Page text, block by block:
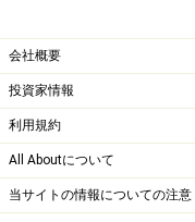
＞【2024年下半期の
＞【過去の運勢】を
会社概要
投資家情報
利用規約
All Aboutについて
当サイトの情報についての注意